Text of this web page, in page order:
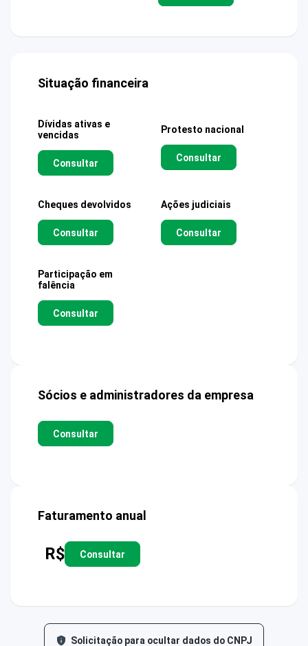
Situação financeira
Dívidas ativas e
vencidas
Consultar
Protesto nacional
Consultar
Cheques devolvidos
Consultar
Ações judiciais
Consultar
Participação em
falência
Consultar
Sócios e administradores da empresa
Consultar
Faturamento anual
R$ Consultar
Solicitação para ocultar dados do CNPJ